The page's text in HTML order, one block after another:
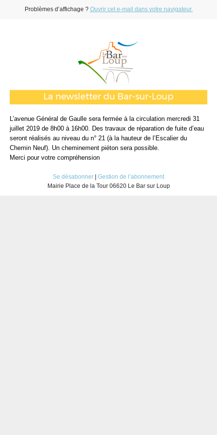
Problèmes d’affichage ? Ouvrir cet e-mail dans votre navigateur.
L’avenue Général de Gaulle sera fermée à la circulation mercredi 31
juillet 2019 de 8h00 à 16h00. Des travaux de réparation de fuite d’eau
seront réalisés au niveau du n° 21 (à la hauteur de l’Escalier du
Chemin Neuf). Un cheminement piéton sera possible.
Merci pour votre compréhension
Se désabonner
Gestion de l’abonnement
Mairie Place de la Tour 06620 Le Bar sur Loup